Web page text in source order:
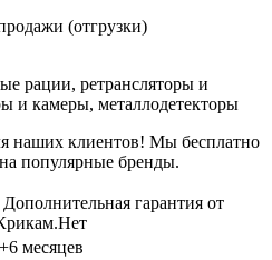
(отгрузки)
рации, ретрансляторы и
и камеры, металлодетекторы
наших клиентов! Мы бесплатно
популярные бренды.
Дополнительная гарантия от
+6 месяцев